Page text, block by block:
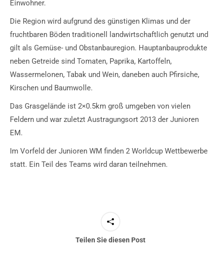
Einwohner.
Die Region wird aufgrund des günstigen Klimas und der
fruchtbaren Böden traditionell landwirtschaftlich genutzt und
gilt als Gemüse- und Obstanbauregion. Hauptanbauprodukte
neben Getreide sind Tomaten, Paprika, Kartoffeln,
Wassermelonen, Tabak und Wein, daneben auch Pfirsiche,
Kirschen und Baumwolle.
Das Grasgelände ist 2×0.5km groß umgeben von vielen
Feldern und war zuletzt Austragungsort 2013 der Junioren
EM.
Im Vorfeld der Junioren WM finden 2 Worldcup Wettbewerbe
statt. Ein Teil des Teams wird daran teilnehmen.
Teilen Sie diesen Post